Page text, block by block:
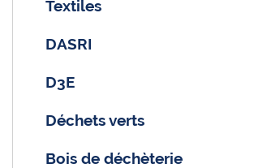
Textiles
DASRI
D3E
Déchets verts
Bois de déchèterie